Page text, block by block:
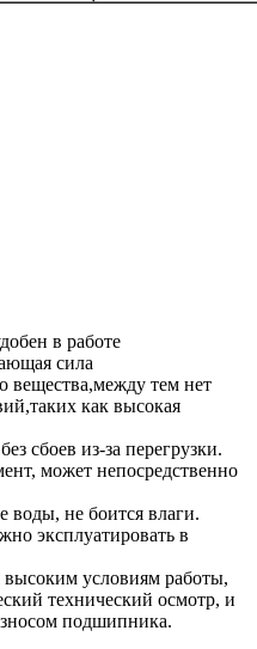
в работе
сила
вещества,между тем нет
как высокая
сбоев из-за перегрузки.
может непосредственно
воды, не боится влаги.
эксплуатировать в
условиям работы,
технический осмотр, и
подшипника.